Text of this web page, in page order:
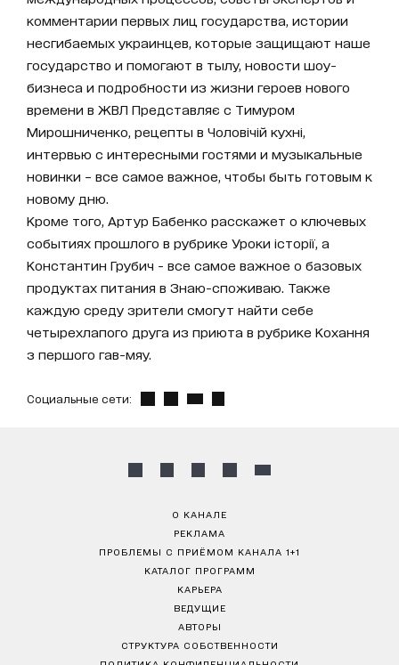
комментарии первых лиц государства, истории
несгибаемых украинцев, которые защищают наше
государство и помогают в тылу, новости шоу-
бизнеса и подробности из жизни героев нового
времени в ЖВЛ Представляє с Тимуром
Мирошниченко, рецепты в Чоловічій кухні,
интервью с интересными гостями и музыкальные
новинки – все самое важное, чтобы быть готовым к
новому дню.
Кроме того, Артур Бабенко расскажет о ключевых
событиях прошлого в рубрике Уроки історії, а
Константин Грубич - все самое важное о базовых
продуктах питания в Знаю-споживаю. Также
каждую среду зрители смогут найти себе
четырехлапого друга из приюта в рубрике Кохання
з першого гав-мяу.
Социальные сети:
О КАНАЛЕ
РЕКЛАМА
ПРОБЛЕМЫ С ПРИЁМОМ КАНАЛА 1+1
КАТАЛОГ ПРОГРАММ
КАРЬЕРА
ВЕДУЩИЕ
АВТОРЫ
СТРУКТУРА СОБСТВЕННОСТИ